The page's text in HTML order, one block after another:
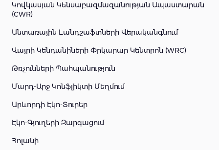
Կովկասյան Կենսաբազմազանության Ապաստարան
(CWR)
Անտառային Լանդշաֆտների Վերականգնում
Վայրի Կենդանիների Փրկարար Կենտրոն (WRC)
Թռչունների Պահպանություն
Մարդ-Արջ Կոնֆլիկտի Մեղմում
Արևորդի Էկո-Տուրեր
Էկո-Գյուղերի Զարգացում
Հոլանի